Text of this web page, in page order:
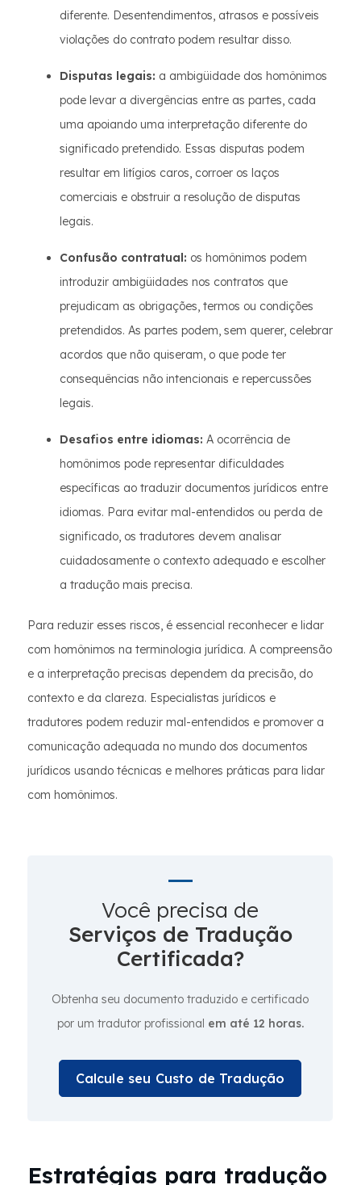
diferente. Desentendimentos, atrasos e possíveis
violações do contrato podem resultar disso.
Disputas legais: a ambigüidade dos homônimos
pode levar a divergências entre as partes, cada
uma apoiando uma interpretação diferente do
significado pretendido. Essas disputas podem
resultar em litígios caros, corroer os laços
comerciais e obstruir a resolução de disputas
legais.
Confusão contratual: os homônimos podem
introduzir ambigüidades nos contratos que
prejudicam as obrigações, termos ou condições
pretendidos. As partes podem, sem querer, celebrar
acordos que não quiseram, o que pode ter
consequências não intencionais e repercussões
legais.
Desafios entre idiomas: A ocorrência de
homônimos pode representar dificuldades
específicas ao traduzir documentos jurídicos entre
idiomas. Para evitar mal-entendidos ou perda de
significado, os tradutores devem analisar
cuidadosamente o contexto adequado e escolher
a tradução mais precisa.
Para reduzir esses riscos, é essencial reconhecer e lidar
com homônimos na terminologia jurídica. A compreensão
e a interpretação precisas dependem da precisão, do
contexto e da clareza. Especialistas jurídicos e
tradutores podem reduzir mal-entendidos e promover a
comunicação adequada no mundo dos documentos
jurídicos usando técnicas e melhores práticas para lidar
com homônimos.
Você precisa de
Serviços de Tradução
Certificada?
Obtenha seu documento traduzido e certificado
por um tradutor profissional em até 12 horas.
Calcule seu Custo de Tradução
Estratégias para tradução